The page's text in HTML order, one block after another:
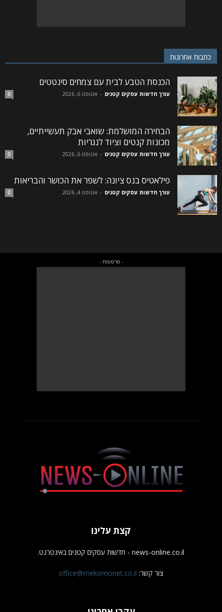
כתבות אחרונות
הכנסת הטבע לבית עם צמחים סינטטים
עורך חדשות עסקים קטנים - אוגוסט 6, 2026 0
הבחירה המושלמת: שואבי אבק תעשייתיים,
מכונות קנטים וציוד לנגריות
עורך חדשות עסקים קטנים - אוגוסט 6, 2026 0
פילאטיס בנס ציונה: לשפר את הכושר והבריאות
עורך חדשות עסקים קטנים - אוגוסט 4, 2026 0
- פרסומת -
קצת עלינו
news-online.co.il - חדשות עסקים קטנים באינטרנט.
צור קשר: office@mekomonet.co.il